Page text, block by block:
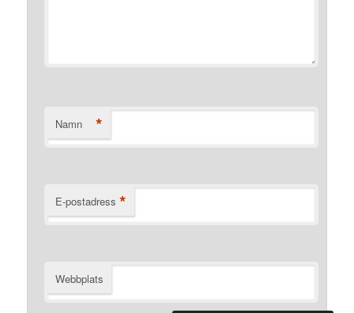
Namn *
E-postadress *
Webbplats